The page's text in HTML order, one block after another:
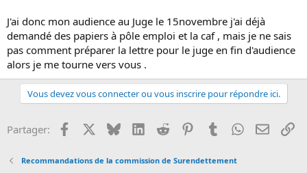
J'ai donc mon audience au Juge le 15novembre j'ai déjà
demandé des papiers à pôle emploi et la caf , mais je ne sais
pas comment préparer la lettre pour le juge en fin d'audience
alors je me tourne vers vous .
Vous devez vous connecter ou vous inscrire pour répondre ici.
Partager: Facebook BlueskyLinkedInReddit PinterestTumblrWhatsApp
Email
Recommandations de la commission de Surendettement